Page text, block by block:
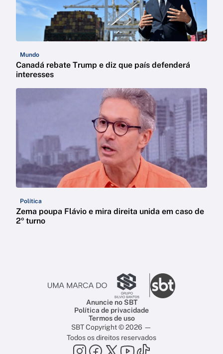
Mundo
Canadá rebate Trump e diz que país defenderá
interesses
Política
Zema poupa Flávio e mira direita unida em caso de
2º turno
Anuncie no SBT
Política de privacidade
Termos de uso
SBT Copyright © 2026 —
Todos os direitos reservados